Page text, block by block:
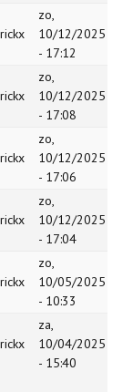
zo,
10/12/2025
- 17:12
zo,
10/12/2025
- 17:08
zo,
10/12/2025
- 17:06
zo,
10/12/2025
- 17:04
zo,
10/05/2025
- 10:33
za,
10/04/2025
- 15:40